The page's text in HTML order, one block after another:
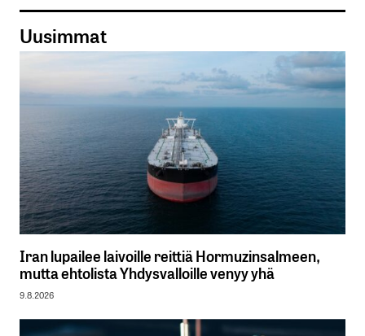
Uusimmat
Iran lupailee laivoille reittiä Hormuzinsalmeen,
mutta ehtolista Yhdysvalloille venyy yhä
9.8.2026